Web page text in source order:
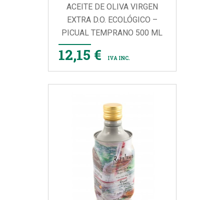
ACEITE DE OLIVA VIRGEN
EXTRA D.O. ECOLÓGICO –
PICUAL TEMPRANO 500 ML
12,15 € IVA INC.